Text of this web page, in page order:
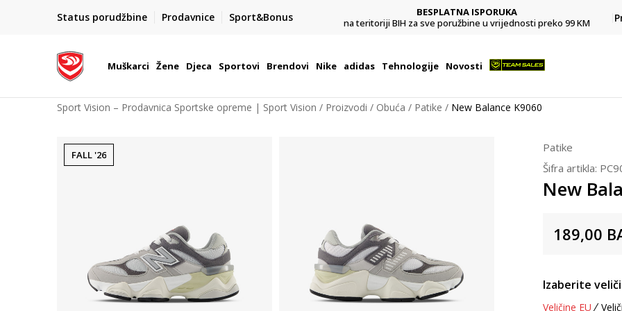
Status porudžbine Prodavnice Sport&Bonus
POZOVITE NAS NA : 055/490-400
Pon-Pet od 9h - 16h
BESPLATNA ISPORUKA
na teritoriji BIH za sve poružbine u vrijednosti preko 99 KM
Muškarci Žene Djeca Sportovi Brendovi Nike adidas Tehnologije Novosti
Sport Vision – Prodavnica Sportske opreme | Sport Vision Proizvodi Obuća Patike New Balance K9060
FALL '26
Patike
Šifra artikla:
New
189,00
Izaberite
Veličine EU